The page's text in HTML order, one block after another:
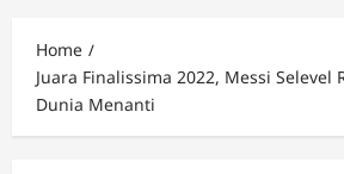
Home
Juara Finalissima 2022, Messi Selevel
Dunia Menanti